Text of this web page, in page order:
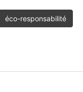
éco-responsabilité